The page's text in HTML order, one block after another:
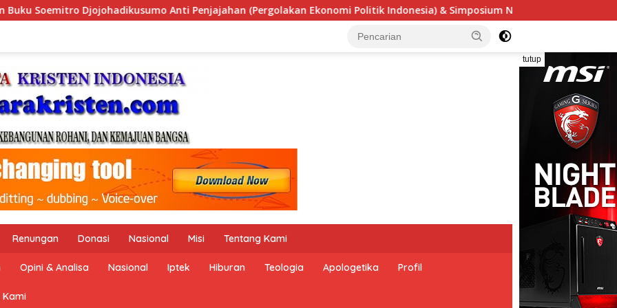
(Pergolakan Ekonomi Politik Indonesia) & Simposium Nasional “Urgensi Undang-Undang Perekonomian Nasional
tutup
Renungan Donasi Nasional Misi Tentang Kami
Opini & Analisa Nasional Iptek Hiburan Teologia Apologetika Profil
Kami